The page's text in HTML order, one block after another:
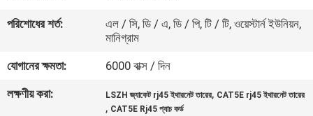
করুন
পরিশোধের শর্ত:
এল / সি, ডি / এ, ডি / পি, টি / টি, ওয়েস্টার্ন ইউনিয়ন,
মানিগ্রাম
যোগানের ক্ষমতা:
6000 বাক্স / দিন
লক্ষণীয় করা:
LSZH জ্যাকেট rj45 ইথারনেট তারের, CAT5E rj45 ইথারনেট তারের
, CAT5E Rj45 প্যাচ কর্ড